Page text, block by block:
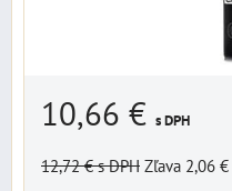
10,66 € s DPH
12,72 €s DPH Zľava 2,06 €